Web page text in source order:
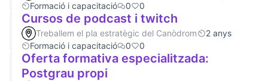
Formació i capacitació
0 0
Cursos de podcast i twitch
Treballem el pla estratègic del Canòdrom
2 anys
Formació i capacitació
0 0
Oferta formativa especialitzada:
Postgrau propi